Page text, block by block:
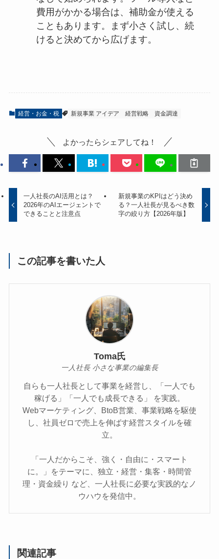
費用がかかる場合は、補助金が使える
こともあります。まず小さく試し、続
けると決めてから広げます。
経営・お金・税 新規事業 アイデア 経営戦略 資金調達
よかったらシェアしてね！
一人社長のAI活用とは？
2026年のAIエージェントで
できることと注意点
新規事業のKPIはどう決め
る？一人社長が見るべき数
字の絞り方【2026年版】
この記事を書いた人
Toma氏
一人社長 小さな事業の編集長
自らも一人社長として事業を経営し、「一人でも
稼げる」「一人でも成長できる」 を実践。
Webマーケティング、BtoB営業、事業戦略を駆使
し、社員ゼロで売上を伸ばす経営スタイルを確
立。
「一人だからこそ、強く・自由に・スマート
に。」をテーマに、独立・経営・集客・時間管
理・資金繰り など、一人社長に必要な実践的なノ
ウハウを発信中。
関連記事